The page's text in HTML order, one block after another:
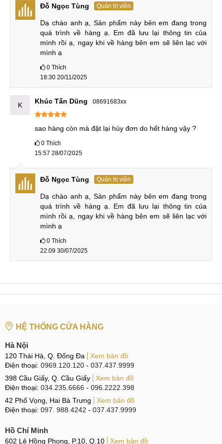
trong khoảng từ 128GB đến 256GB. Tuy nhiên, Redmi Note
11 còn có một phiên bản rút gọn với RAM 4GB và bộ nhớ
trong 64GB, trong khi bộ nhớ trong nhỏ nhất của Redmi
Note 12 đã là 128GB.
Camera
Cả Redmi Note 11 có camera chính 50MP và camera góc
siêu rộng 8MP cùng 2 camera 2MP là macro và đo độ sâu.
Thực tế, các sản phẩm điện thoại giá rẻ, camera chủ yếu sẽ
phụ thuộc vào ống kính chính. Việc trang bị thêm nhiều ống
phẩm. Vì vậy, Note 12 đã được lược bỏ những thứ mà
người dùng không hay dùng để chiếc máy thực dụng hơn.
Trên mẫu điện thoại Redmi mới này tuy chỉ được trang bị
camera chính 48MP và camera đo độ sâu ảnh 2MP nhưng
chỉ là 1080p 30fps. Với khả năng kết nối, Note 12 có
Sau đây là bài đánh giá chi tiết về điện thoại Xiaomi thuộc
dòng Note 12 để Quý khách có quyết định nâng cấp lên
phiên bản mới này hay không?
Màn hình siêu đẹp
Samsung GOLED độ nét cao. Tuy nhiên, thực tế là đây là
Đỗ Ngọc Tùng Quản trị viên
Dạ chào anh ạ, Sản phẩm này bên em đang trong
quá trình về hàng ạ. Em đã lưu lại thông tin của
mình rồi ạ, ngay khi về hàng bên em sẽ liên lạc với
mình ạ
0 Thích
18:30 20/11/2025
K Khúc Tấn Dũng 08691683xx
sao hàng còn mà đặt lại hủy đơn do hết hàng vậy ?
0 Thích
15:57 28/07/2025
Đỗ Ngọc Tùng Quản trị viên
Dạ chào anh ạ, Sản phẩm này bên em đang trong
quá trình về hàng ạ. Em đã lưu lại thông tin của
mình rồi ạ, ngay khi về hàng bên em sẽ liên lạc với
mình ạ
0 Thích
22:09 30/07/2025
HỆ THỐNG CỬA HÀNG
Hà Nội
120 Thái Hà, Q. Đống Đa
Xem bản đồ
Điện thoại: 0969.120.120 - 037.437.9999
398 Cầu Giấy, Q. Cầu Giấy
Xem bản đồ
Điện thoại: 034.235.6666 - 096.2222.398
42 Phố Vọng, Hai Bà Trưng
Xem bản đồ
Điện thoại: 097. 988.4242 - 037.437.9999
Hồ Chí Minh
602 Lê Hồng Phong, P.10, Q.10
Xem bản đồ